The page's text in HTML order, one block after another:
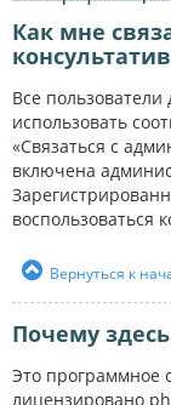
Как мне
Все пользователи
использовать
«Связаться с
включена
воспользоваться
Вернуться к
Почему
Это программное
лицензировано